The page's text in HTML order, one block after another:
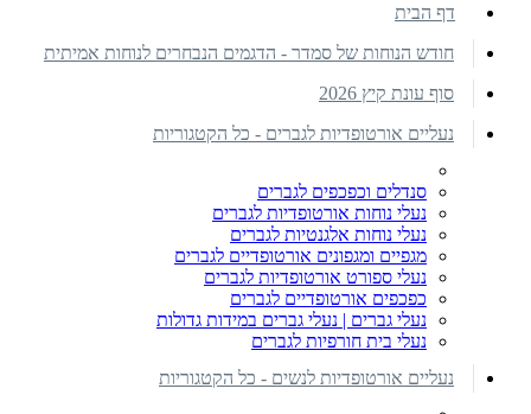
דף הבית
חודש הנוחות של סמדר - הדגמים הנבחרים לנוחות אמיתית
סוף עונת קיץ 2026
נעליים אורטופדיות לגברים - כל הקטגוריות
סנדלים וכפכפים לגברים
נעלי נוחות אורטופדיות לגברים
נעלי נוחות אלגנטיות לגברים
מגפיים ומגפונים אורטופדיים לגברים
נעלי ספורט אורטופדיות לגברים
כפכפים אורטופדיים לגברים
נעלי גברים | נעלי גברים במידות גדולות
נעלי בית חורפיות לגברים
נעליים אורטופדיות לנשים - כל הקטגוריות